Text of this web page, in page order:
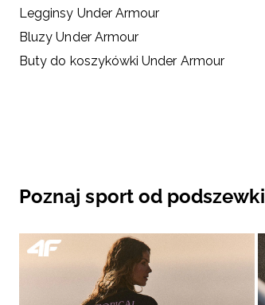
Legginsy Under Armour
Bluzy Under Armour
Buty do koszykówki Under Armour
Poznaj sport od podszewki